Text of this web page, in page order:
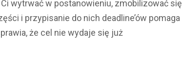
wytrwać w postanowieniu, zmobilizować się
i przypisanie do nich deadline’ów pomaga
że cel nie wydaje się już